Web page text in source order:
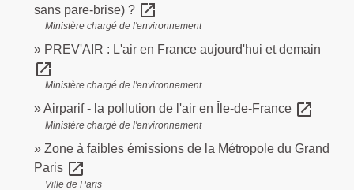
sans pare-brise) ? open_in_new
Ministère chargé de l'environnement
PREV'AIR : L'air en France aujourd'hui et demain
open_in_new
Ministère chargé de l'environnement
Airparif - la pollution de l'air en Île-de-France open_in_new
Ministère chargé de l'environnement
Zone à faibles émissions de la Métropole du Grand
Paris open_in_new
Ville de Paris